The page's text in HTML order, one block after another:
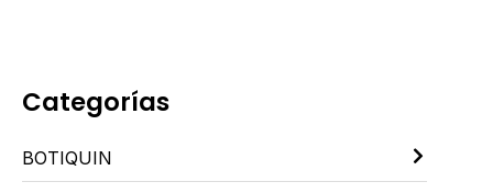
Categorías
BOTIQUIN